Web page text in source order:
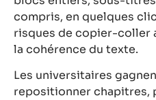
compris, en quelques
risques de copier-coller
la cohérence du texte.
Les universitaires
repositionner chapitres,